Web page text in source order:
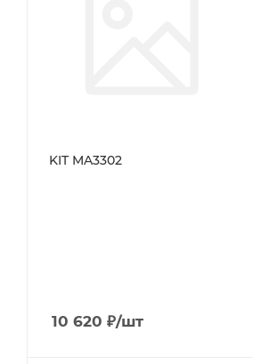
KIT MA3302
10 620 ₽/шт